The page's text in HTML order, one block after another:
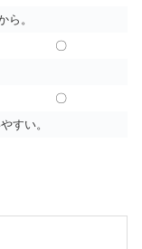
ら。
〇
〇
すい。